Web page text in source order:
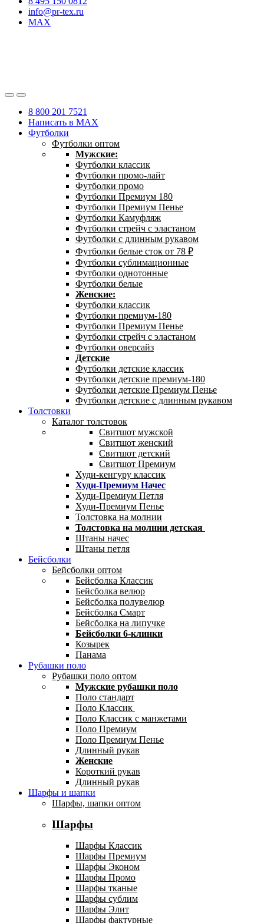
info@pr-tex.ru
MAX
8 800 201 7521
Написать в MAX
Футболки
Футболки оптом
Мужские:
Футболки классик
Футболки промо-лайт
Футболки промо
Футболки Премиум 180
Футболки Премиум Пенье
Футболки Камуфляж
Футболки стрейч с эластаном
Футболки с длинным рукавом
Футболки белые сток от 78 ₽
Футболки сублимационные
Футболки однотонные
Футболки белые
Женские:
Футболки классик
Футболки премиум-180
Футболки Премиум Пенье
Футболки стрейч с эластаном
Футболки оверсайз
Детские
Футболки детские классик
Футболки детские премиум-180
Футболки детские Премиум Пенье
Футболки детские с длинным рукавом
Толстовки
Каталог толстовок
Свитшот мужской
Свитшот женский
Свитшот детский
Свитшот Премиум
Худи-кенгуру классик
Худи-Премиум Начес
Худи-Премиум Петля
Худи-Премиум Пенье
Толстовка на молнии
Толстовка на молнии детская
Штаны начес
Штаны петля
Бейсболки
Бейсболки оптом
Бейсболка Классик
Бейсболка велюр
Бейсболка полувелюр
Бейсболка Смарт
Бейсболка на липучке
Бейсболки 6-клинки
Козырек
Панама
Рубашки поло
Рубашки поло оптом
Мужские рубашки поло
Поло стандарт
Поло Классик
Поло Классик с манжетами
Поло Премиум
Поло Премиум Пенье
Длинный рукав
Женские
Короткий рукав
Длинный рукав
Шарфы и шапки
Шарфы, шапки оптом
Шарфы
Шарфы Классик
Шарфы Премиум
Шарфы Эконом
Шарфы Промо
Шарфы тканые
Шарфы сублим
Шарфы Элит
Шарфы фактурные